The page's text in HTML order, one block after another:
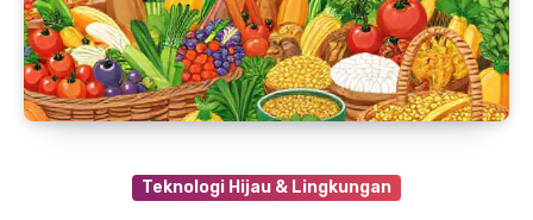
Teknologi Hijau & Lingkungan